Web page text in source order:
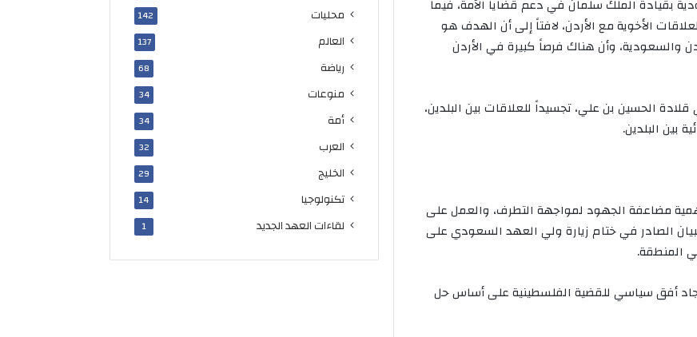
بقيادة الملك سلمان في دعم قضايا الأمة، فيما
الأخوية مع الأردن، لافتاً إلى أن الهدف هو
والسعودية، وأن هناك فرصاً كبيرة في الأردن
الحسين بن علي، تجسيداً للعلاقات بين البلدين،
بين البلدين.
مضاعفة الجهود لمواجهة التطرف، والعمل على
الصادر في ختام زيارة ولي العهد السعودي على
المنطقة.
أفق سياسي للقضية الفلسطينية على أساس حل
محليات 142
العالم 137
رياضة 68
منوعات 34
أمة 34
العرب 32
الخليج 29
تكنولوجيا 14
لقاءات العهد الجديد 1